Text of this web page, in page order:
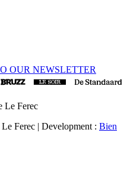
OUR NEWSLETTER
Le Ferec
Ferec | Development : Bien